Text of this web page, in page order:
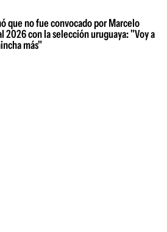
que no fue convocado por Marcelo
2026 con la selección uruguaya: "Voy a
más"